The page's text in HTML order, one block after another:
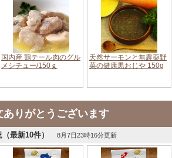
ありがとうございます